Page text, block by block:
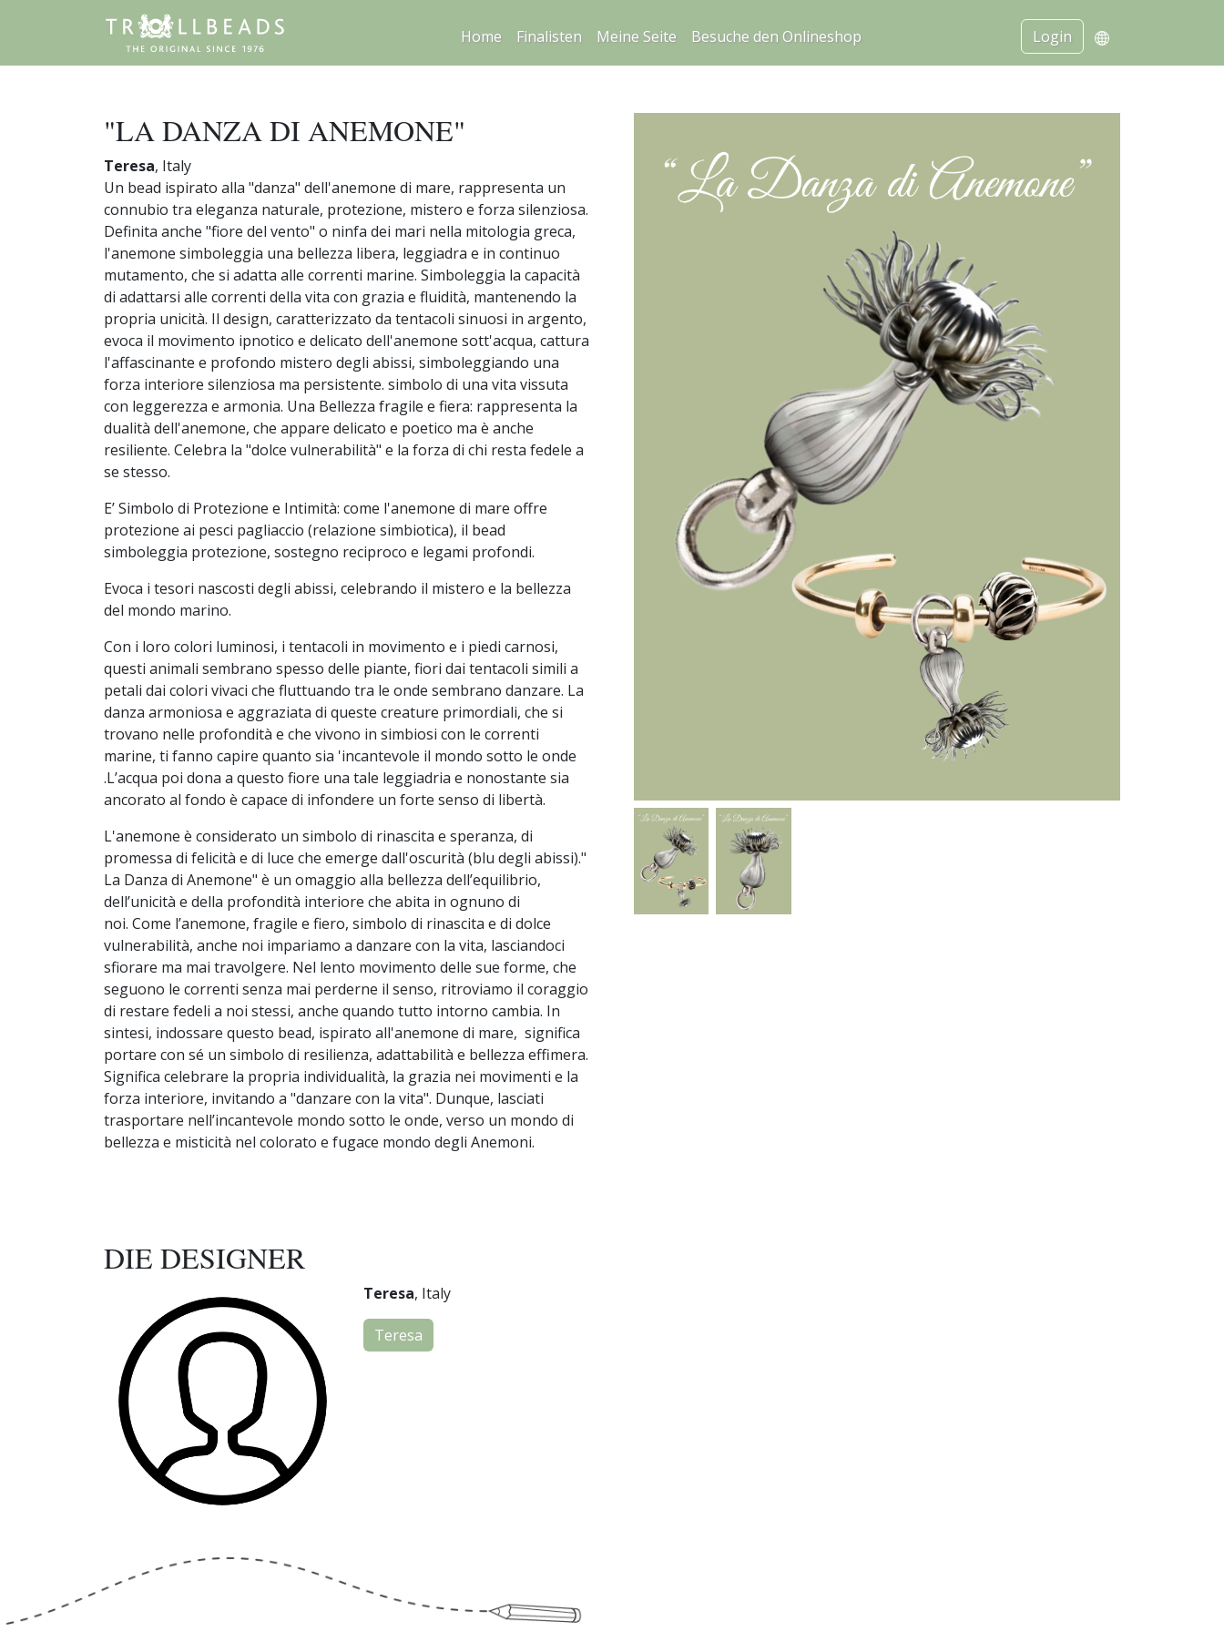
Home Finalisten Meine Seite Besuche den Onlineshop Login
"LA DANZA DI ANEMONE"
Teresa, Italy
Un bead ispirato alla "danza" dell'anemone di mare, rappresenta un
connubio tra eleganza naturale, protezione, mistero e forza silenziosa.
Definita anche "fiore del vento" o ninfa dei mari nella mitologia greca,
l'anemone simboleggia una bellezza libera, leggiadra e in continuo
mutamento, che si adatta alle correnti marine. Simboleggia la capacità
di adattarsi alle correnti della vita con grazia e fluidità, mantenendo la
propria unicità. Il design, caratterizzato da tentacoli sinuosi in argento,
evoca il movimento ipnotico e delicato dell'anemone sott'acqua, cattura
l'affascinante e profondo mistero degli abissi, simboleggiando una
forza interiore silenziosa ma persistente. simbolo di una vita vissuta
con leggerezza e armonia. Una Bellezza fragile e fiera: rappresenta la
dualità dell'anemone, che appare delicato e poetico ma è anche
resiliente. Celebra la "dolce vulnerabilità" e la forza di chi resta fedele a
se stesso.
E’ Simbolo di Protezione e Intimità: come l'anemone di mare offre
protezione ai pesci pagliaccio (relazione simbiotica), il bead
simboleggia protezione, sostegno reciproco e legami profondi.
Evoca i tesori nascosti degli abissi, celebrando il mistero e la bellezza
del mondo marino.
Con i loro colori luminosi, i tentacoli in movimento e i piedi carnosi,
questi animali sembrano spesso delle piante, fiori dai tentacoli simili a
petali dai colori vivaci che fluttuando tra le onde sembrano danzare. La
danza armoniosa e aggraziata di queste creature primordiali, che si
trovano nelle profondità e che vivono in simbiosi con le correnti
marine, ti fanno capire quanto sia 'incantevole il mondo sotto le onde
.L’acqua poi dona a questo fiore una tale leggiadria e nonostante sia
ancorato al fondo è capace di infondere un forte senso di libertà.
L'anemone è considerato un simbolo di rinascita e speranza, di
promessa di felicità e di luce che emerge dall'oscurità (blu degli abissi)."
La Danza di Anemone" è un omaggio alla bellezza dell’equilibrio,
dell’unicità e della profondità interiore che abita in ognuno di
noi. Come l’anemone, fragile e fiero, simbolo di rinascita e di dolce
vulnerabilità, anche noi impariamo a danzare con la vita, lasciandoci
sfiorare ma mai travolgere. Nel lento movimento delle sue forme, che
seguono le correnti senza mai perderne il senso, ritroviamo il coraggio
di restare fedeli a noi stessi, anche quando tutto intorno cambia. In
sintesi, indossare questo bead, ispirato all'anemone di mare, significa
portare con sé un simbolo di resilienza, adattabilità e bellezza effimera.
Significa celebrare la propria individualità, la grazia nei movimenti e la
forza interiore, invitando a "danzare con la vita". Dunque, lasciati
trasportare nell’incantevole mondo sotto le onde, verso un mondo di
bellezza e misticità nel colorato e fugace mondo degli Anemoni.
DIE DESIGNER
Teresa, Italy
Teresa